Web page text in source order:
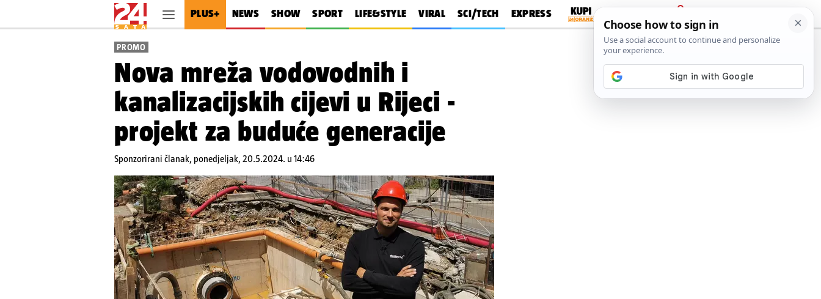
PLUS+ NEWS SHOW SPORT LIFE&STYLE VIRAL SCI/TECH EXPRESS
PRIJAVA
PROMO
Nova mreža vodovodnih i
kanalizacijskih cijevi u Rijeci -
projekt za buduće generacije
Sponzorirani članak, ponedjeljak, 20.5.2024. u 14:46